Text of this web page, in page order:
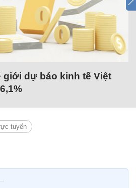
giới dự báo kinh tế Việt
tuyến